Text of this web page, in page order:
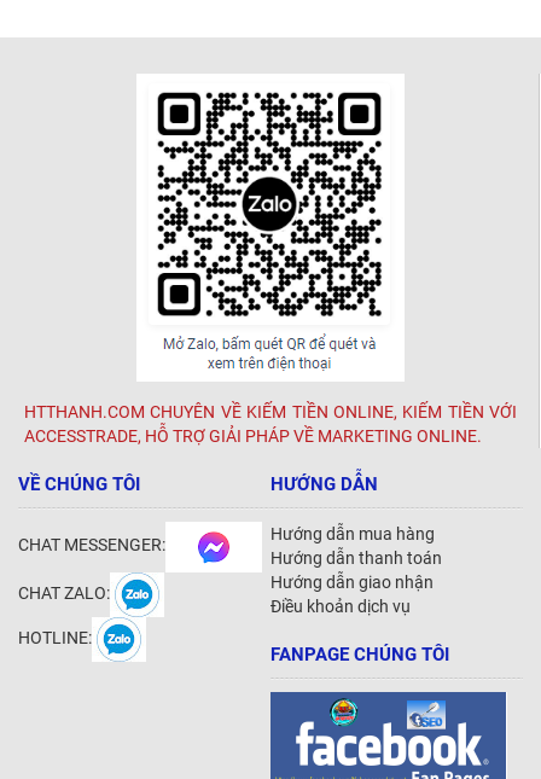
HTTHANH.COM CHUYÊN VỀ KIẾM TIỀN ONLINE, KIẾM TIỀN VỚI
ACCESSTRADE, HỖ TRỢ GIẢI PHÁP VỀ MARKETING ONLINE.
VỀ CHÚNG TÔI
CHAT MESSENGER:
CHAT ZALO:
HOTLINE:
HƯỚNG DẪN
Hướng dẫn mua hàng
Hướng dẫn thanh toán
Hướng dẫn giao nhận
Điều khoản dịch vụ
FANPAGE CHÚNG TÔI